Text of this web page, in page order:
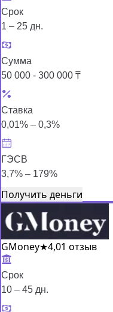
Срок
1 – 25 дн.
Сумма
50 000 - 300 000 ₸
Ставка
0,01% – 0,3%
ГЭСВ
3,7% – 179%
Получить деньги
GMoney★4,01 отзыв
Срок
10 – 45 дн.